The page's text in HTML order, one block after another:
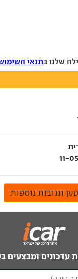
שלנו בתנאי
טען תגובות נוספות
עדכונים ומבצעים